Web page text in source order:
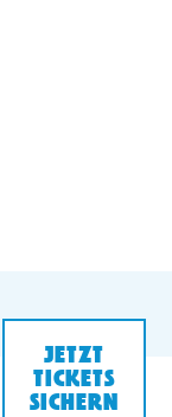
JETZT
TICKETS
SICHERN